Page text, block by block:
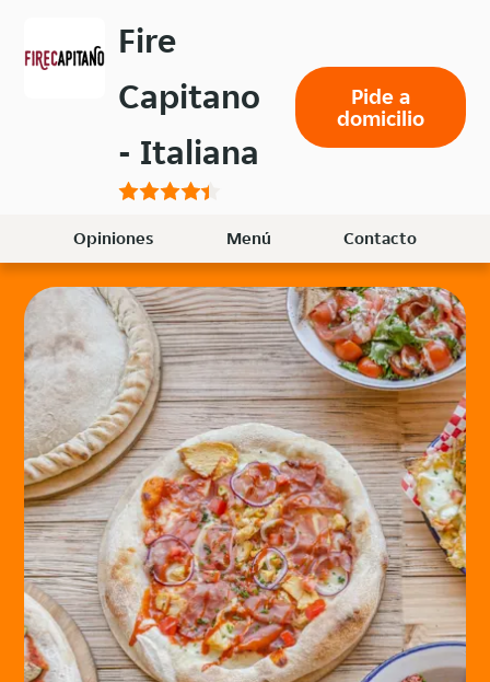
menú
Fire
Capitano
- Italiana
Pide a
domicilio
Opiniones Menú Contacto